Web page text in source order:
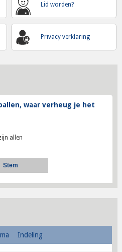
Lid worden?
Privacy verklaring
waar verheug je het
allen
Indeling